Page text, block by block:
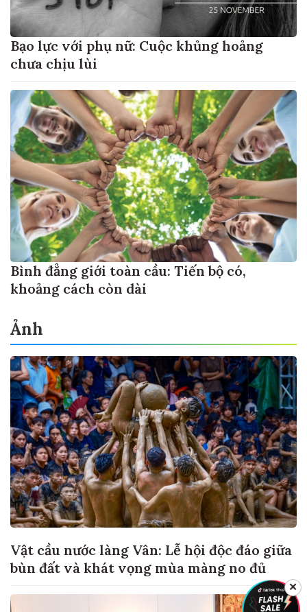
Bạo lực với phụ nữ: Cuộc khủng hoảng
chưa chịu lùi
Bình đẳng giới toàn cầu: Tiến bộ có,
khoảng cách còn dài
Ảnh
Vật cầu nước làng Vân: Lễ hội độc đáo giữa
bùn đất và khát vọng mùa màng no đủ
✕